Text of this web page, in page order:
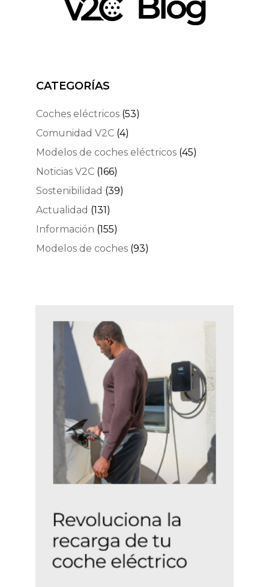
CATEGORÍAS
Coches eléctricos (53)
Comunidad V2C (4)
Modelos de coches eléctricos (45)
Noticias V2C (166)
Sostenibilidad (39)
Actualidad (131)
Información (155)
Modelos de coches (93)